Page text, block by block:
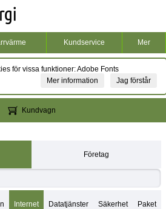
Kundservice Mer
för vissa funktioner: Adobe Fonts
Jag förstår
Mer information
Kundvagn
Företag
Internet Datatjänster Säkerhet Paket